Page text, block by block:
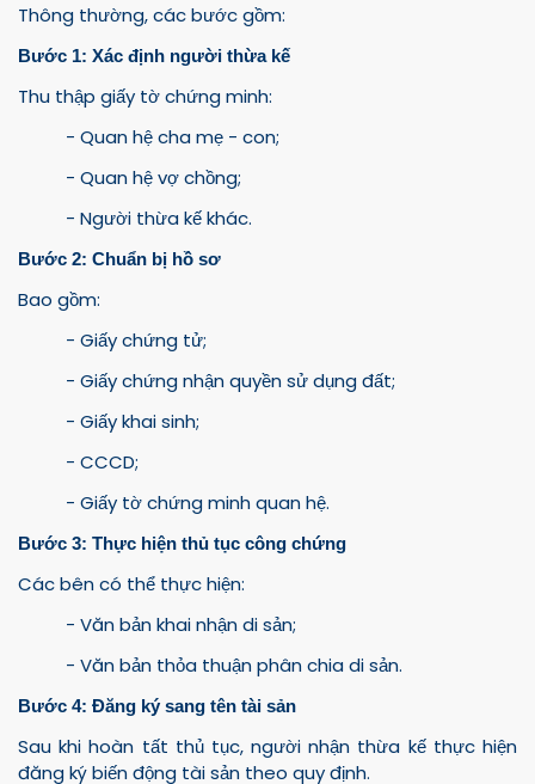
Thông thường, các bước gồm:
Bước 1: Xác định người thừa kế
Thu thập giấy tờ chứng minh:
- Quan hệ cha mẹ - con;
- Quan hệ vợ chồng;
- Người thừa kế khác.
Bước 2: Chuẩn bị hồ sơ
Bao gồm:
- Giấy chứng tử;
- Giấy chứng nhận quyền sử dụng đất;
- Giấy khai sinh;
- CCCD;
- Giấy tờ chứng minh quan hệ.
Bước 3: Thực hiện thủ tục công chứng
Các bên có thể thực hiện:
- Văn bản khai nhận di sản;
- Văn bản thỏa thuận phân chia di sản.
Bước 4: Đăng ký sang tên tài sản
Sau khi hoàn tất thủ tục, người nhận thừa kế thực hiện
đăng ký biến động tài sản theo quy định.